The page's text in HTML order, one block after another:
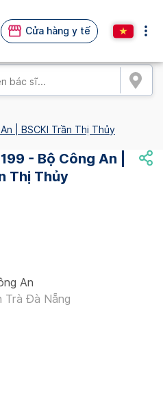
Cửa hàng y tế
| BSCKI Trần Thị Thủy
- Bộ Công An |
Thị Thủy
An
Trà Đà Nẵng